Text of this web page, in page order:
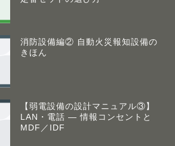
消防設備編② 自動火災報知設備の
きほん
【弱電設備の設計マニュアル③】
LAN・電話 ― 情報コンセントと
MDF／IDF